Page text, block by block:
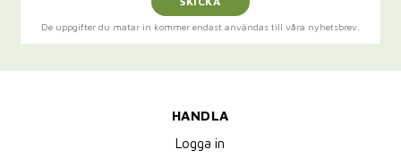
De uppgifter du matar in kommer endast användas till våra nyhetsbrev.
HANDLA
Logga in